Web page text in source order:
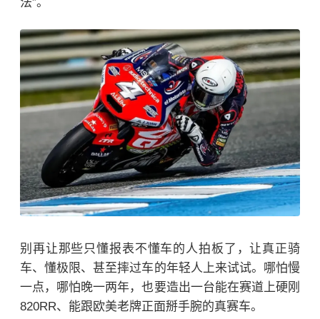
法”。
别再让那些只懂报表不懂车的人拍板了，让真正骑
车、懂极限、甚至摔过车的年轻人上来试试。哪怕慢
一点，哪怕晚一两年，也要造出一台能在赛道上硬刚
820RR、能跟欧美老牌正面掰手腕的真赛车。